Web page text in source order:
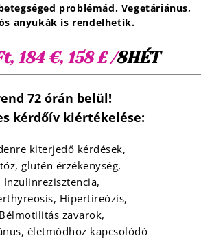
problémád. Vegetáriánus,
anyukák is rendelhetik.
184 €, 158 £ /8HÉT
72 órán belül!
kérdőív kiértékelése:
kiterjedő kérdések,
glutén érzékenység,
Inzulinrezisztencia,
Hipertireózis,
zavarok,
életmódhoz kapcsolódó